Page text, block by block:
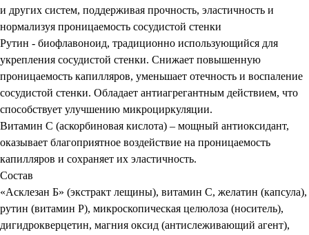
и других систем, поддерживая прочность, эластичность и
нормализуя проницаемость сосудистой стенки
Рутин - биофлавоноид, традиционно использующийся для
укрепления сосудистой стенки. Снижает повышенную
проницаемость капилляров, уменьшает отечность и воспаление
сосудистой стенки. Обладает антиагрегантным действием, что
способствует улучшению микроциркуляции.
Витамин С (аскорбиновая кислота) – мощный антиоксидант,
оказывает благоприятное воздействие на проницаемость
капилляров и сохраняет их эластичность.
Состав
«Асклезан Б» (экстракт лещины), витамин С, желатин (капсула),
рутин (витамин Р), микроскопическая целюлоза (носитель),
дигидрокверцетин, магния оксид (антислеживающий агент),